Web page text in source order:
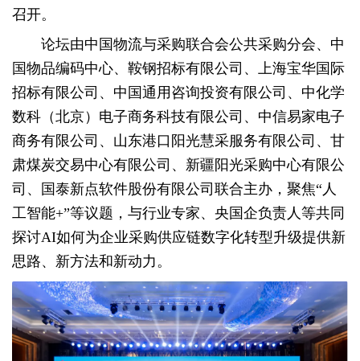
召开。
论坛由中国物流与采购联合会公共采购分会、中
国物品编码中心、鞍钢招标有限公司、上海宝华国际
招标有限公司、中国通用咨询投资有限公司、中化学
数科（北京）电子商务科技有限公司、中信易家电子
商务有限公司、山东港口阳光慧采服务有限公司、甘
肃煤炭交易中心有限公司、新疆阳光采购中心有限公
司、国泰新点软件股份有限公司联合主办，聚焦“人
工智能+”等议题，与行业专家、央国企负责人等共同
探讨AI如何为企业采购供应链数字化转型升级提供新
思路、新方法和新动力。